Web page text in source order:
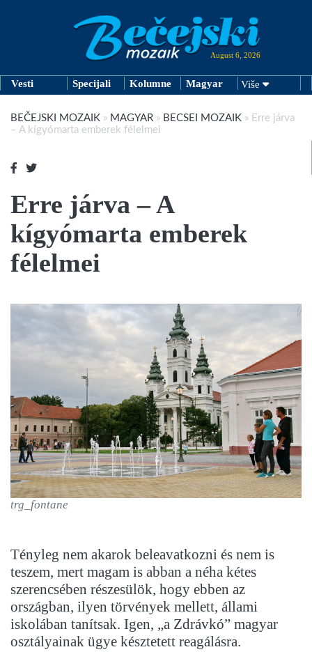
August 6, 2026
Vesti Specijali Kolumne Magyar Više
BEČEJSKI MOZAIK » MAGYAR » BECSEI MOZAIK » Erre járva
– A kígyómarta emberek félelmei
Erre járva – A
kígyómarta emberek
félelmei
trg_fontane
Tényleg nem akarok beleavatkozni és nem is
teszem, mert magam is abban a néha kétes
szerencsében részesülök, hogy ebben az
országban, ilyen törvények mellett, állami
iskolában tanítsak. Igen, „a Zdrávkó” magyar
osztályainak ügye késztetett reagálásra.